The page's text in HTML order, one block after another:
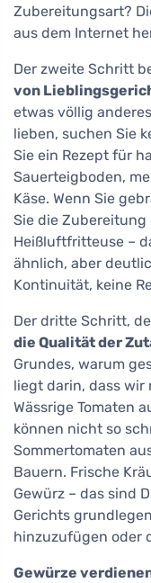
Zubereitungsart?
aus dem Internet
Der zweite Schritt
von
etwas völlig
lieben, suchen Sie
Sie ein Rezept für
Sauerteigboden,
Käse. Wenn Sie
Sie die Zubereitung
Heißluftfritteuse –
ähnlich, aber
Kontinuität, keine
Der dritte Schritt,
die Qualität der
Grundes, warum
liegt darin, dass
Wässrige Tomaten
können nicht so
Sommertomaten
Bauern. Frische
Gewürz – das sind
Gerichts
hinzuzufügen oder
Gewürze